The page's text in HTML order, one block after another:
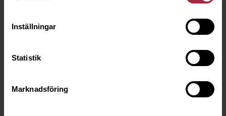
Inställningar
Statistik
Marknadsföring